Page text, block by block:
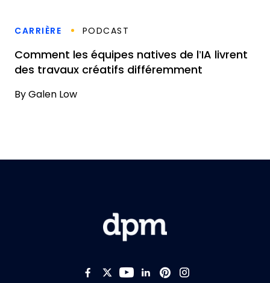
CARRIÈRE PODCAST
Comment les équipes natives de l’IA livrent
des travaux créatifs différemment
By Galen Low
Like us on Facebook
Follow us on Twitter
Follow us on
Add us on
Follow us on
Follow us